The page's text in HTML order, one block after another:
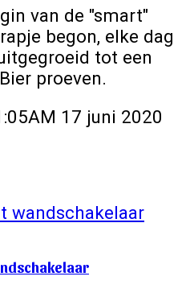
van de "smart"
begon, elke dag
tot een
proeven.
17 juni 2020